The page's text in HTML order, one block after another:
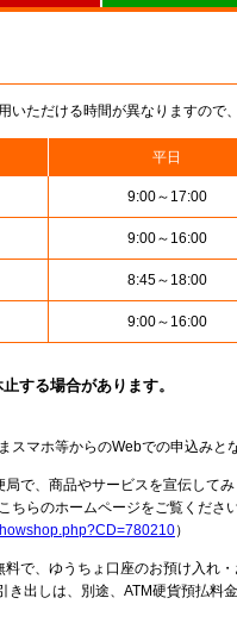
いただける時間が異なりますので
平日
9:00～17:00
9:00～16:00
8:45～18:00
9:00～16:00
する場合があります。
スマホ等からのWebでの申込みと
で、商品やサービスを宣伝して
ちらのホームページをご覧くださ
）
料で、ゆうちょ口座のお預け入れ
出しは、別途、ATM硬貨預払料